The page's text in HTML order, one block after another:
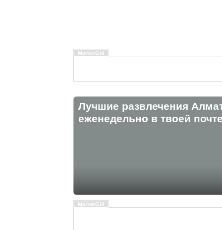
MarketGid
Лучшие развлечения
eженедельно в твоей
MarketGid